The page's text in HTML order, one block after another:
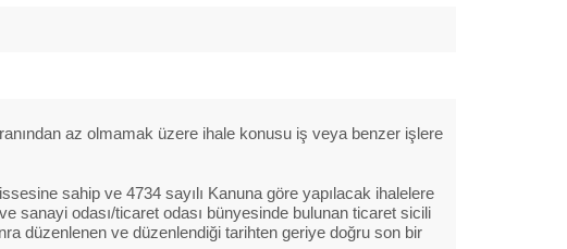
az olmamak üzere ihale konusu iş veya benzer işlere
sahip ve 4734 sayılı Kanuna göre yapılacak ihalelere
sanayi odası/ticaret odası bünyesinde bulunan ticaret sicili
düzenlenen ve düzenlendiği tarihten geriye doğru son bir